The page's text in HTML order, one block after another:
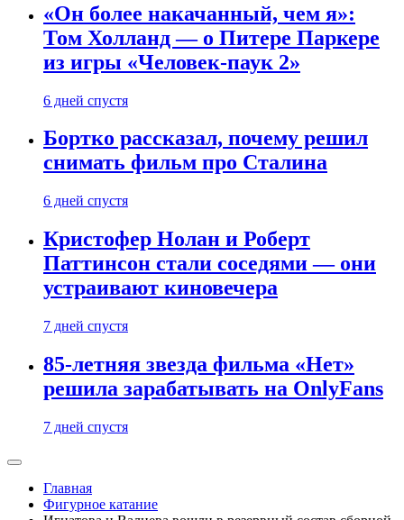
«Он более накачанный, чем я»:
Том Холланд — о Питере Паркере
из игры «Человек-паук 2»
6 дней спустя
Бортко рассказал, почему решил
снимать фильм про Сталина
6 дней спустя
Кристофер Нолан и Роберт
Паттинсон стали соседями — они
устраивают киновечера
7 дней спустя
85-летняя звезда фильма «Нет»
решила зарабатывать на OnlyFans
7 дней спустя
Главная
Фигурное катание